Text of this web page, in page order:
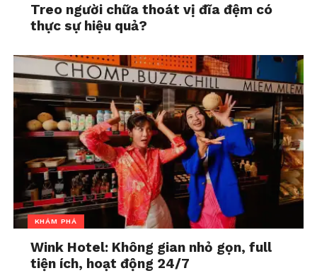
Treo người chữa thoát vị đĩa đệm có
thực sự hiệu quả?
KHÁM PHÁ
Wink Hotel: Không gian nhỏ gọn, full
tiện ích, hoạt động 24/7